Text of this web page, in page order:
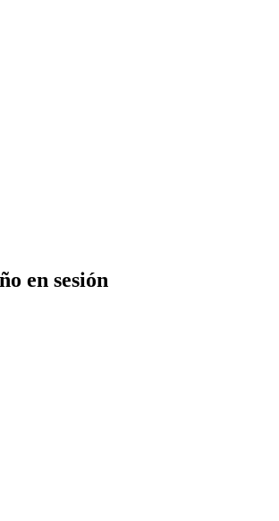
en sesión